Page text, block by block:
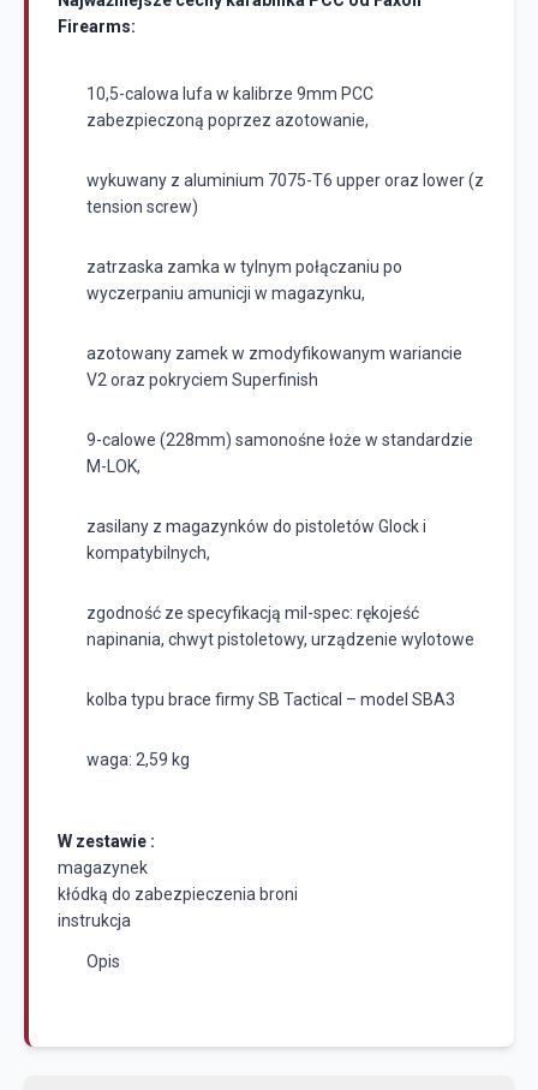
Firearms:
10,5-calowa lufa w kalibrze 9mm PCC
zabezpieczoną poprzez azotowanie,
wykuwany z aluminium 7075-T6 upper oraz lower (z
tension screw)
zatrzaska zamka w tylnym połączaniu po
wyczerpaniu amunicji w magazynku,
azotowany zamek w zmodyfikowanym wariancie
V2 oraz pokryciem Superfinish
9-calowe (228mm) samonośne łoże w standardzie
M-LOK,
zasilany z magazynków do pistoletów Glock i
kompatybilnych,
zgodność ze specyfikacją mil-spec: rękojeść
napinania, chwyt pistoletowy, urządzenie wylotowe
kolba typu brace firmy SB Tactical – model SBA3
waga: 2,59 kg
W zestawie :
magazynek
kłódką do zabezpieczenia broni
instrukcja
Opis